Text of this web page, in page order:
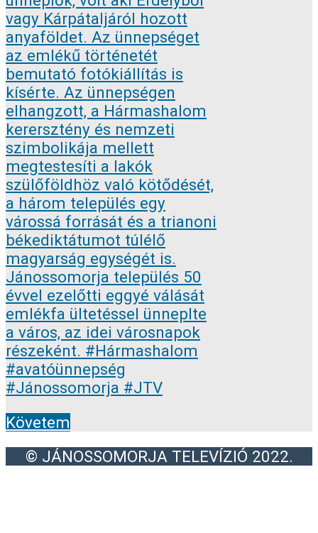
Követem
© JÁNOSSOMORJA TELEVÍZIÓ 2022.